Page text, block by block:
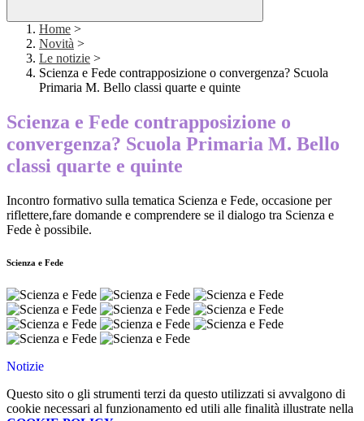
Home >
Novità >
Le notizie >
Scienza e Fede contrapposizione o convergenza? Scuola
Primaria M. Bello classi quarte e quinte
Scienza e Fede contrapposizione o
convergenza? Scuola Primaria M. Bello
classi quarte e quinte
Incontro formativo sulla tematica Scienza e Fede, occasione per
riflettere,fare domande e comprendere se il dialogo tra Scienza e
Fede è possibile.
Scienza e Fede
Notizie
Questo sito o gli strumenti terzi da questo utilizzati si avvalgono di
cookie necessari al funzionamento ed utili alle finalità illustrate nella